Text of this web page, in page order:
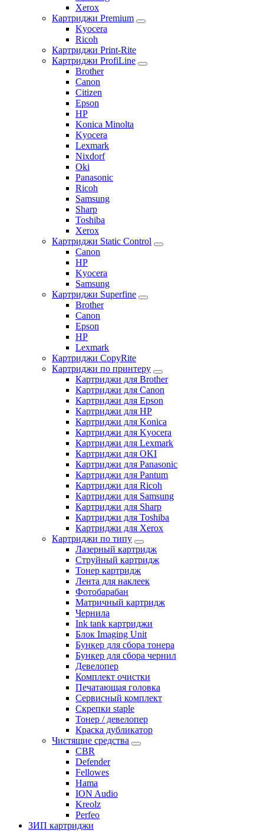
Xerox
Картриджи Premium
Kyocera
Ricoh
Картриджи Print-Rite
Картриджи ProfiLine
Brother
Canon
Citizen
Epson
HP
Konica Minolta
Kyocera
Lexmark
Nixdorf
Oki
Panasonic
Ricoh
Samsung
Sharp
Toshiba
Xerox
Картриджи Static Control
Canon
HP
Kyocera
Samsung
Картриджи Superfine
Brother
Canon
Epson
HP
Lexmark
Картриджи CopyRite
Картриджи по принтеру
Картриджи для Brother
Картриджи для Canon
Картриджи для Epson
Картриджи для HP
Картриджи для Konica
Картриджи для Kyocera
Картриджи для Lexmark
Картриджи для OKI
Картриджи для Panasonic
Картриджи для Pantum
Картриджи для Ricoh
Картриджи для Samsung
Картриджи для Sharp
Картриджи для Toshiba
Картриджи для Xerox
Картриджи по типу
Лазерный картридж
Струйный картридж
Тонер картридж
Лента для наклеек
Фотобарабан
Матричный картридж
Чернила
Ink tank картриджи
Блок Imaging Unit
Бункер для сбора тонера
Бункер для сбора чернил
Девелопер
Комплект очистки
Печатающая головка
Сервисный комплект
Скрепки staple
Тонер / девелопер
Краска дубликатор
Чистящие средства
CBR
Defender
Fellowes
Hama
ION Audio
Kreolz
Perfeo
ЗИП картриджи